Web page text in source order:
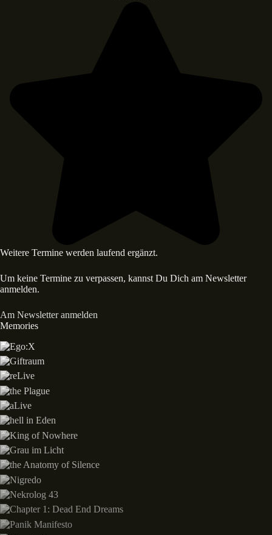
Weitere Termine werden laufend ergänzt.
Um keine Termine zu verpassen, kannst Du Dich am Newsletter
anmelden.
Am Newsletter anmelden
Memories